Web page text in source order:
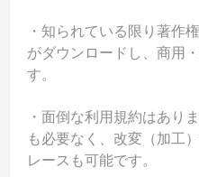
・知られている限り著作
がダウンロードし、商用
す。
・面倒な利用規約はあり
も必要なく、改変（加工
レースも可能です。